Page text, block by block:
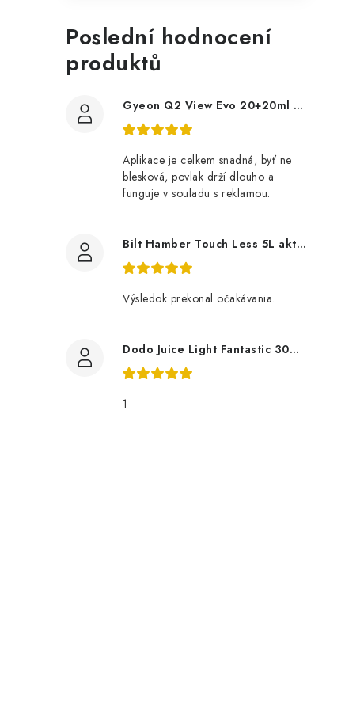
Poslední hodnocení
produktů
Gyeon Q2 View Evo 20+20ml nanopovlak na okna
Aplikace je celkem snadná, byť ne
blesková, povlak drží dlouho a
funguje v souladu s reklamou.
Bilt Hamber Touch Less 5L aktivní pěna
Výsledok prekonal očakávania.
Dodo Juice Light Fantastic 30ml měkký vosk
1